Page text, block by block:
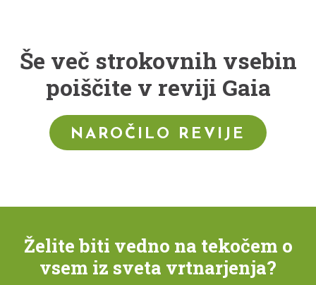
Še več strokovnih vsebin
poiščite v reviji Gaia
NAROČILO REVIJE
Želite biti vedno na tekočem o
vsem iz sveta vrtnarjenja?